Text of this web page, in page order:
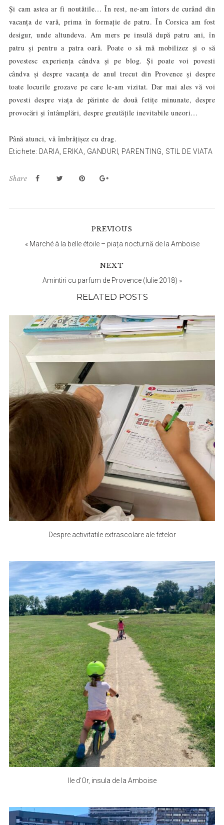
Și cam astea ar fi noutătile… În rest, ne-am întors de curând din
vacanța de vară, prima în formație de patru. În Corsica am fost
desigur, unde altundeva. Am mers pe insulă după patru ani, în
patru și pentru a patra oară. Poate o să mă mobilizez și o să
povestesc experiența cândva și pe blog. Și poate voi povesti
cândva și despre vacanța de anul trecut din Provence și despre
toate locurile grozave pe care le-am vizitat. Dar mai ales vă voi
povesti despre viața de părinte de două fetițe minunate, despre
provocări și întâmplări, despre greutățile inevitabile uneori…
Până atunci, vă îmbrățișez cu drag.
Etichete: DARIA ERIKA GANDURI PARENTING STIL DE VIATA
Share
PREVIOUS
« Marché à la belle étoile – piața nocturnă de la Amboise
NEXT
Amintiri cu parfum de Provence (Iulie 2018) »
Interactions
RELATED POSTS
Despre activitatile extrascolare ale fetelor
Ile d’Or, insula de la Amboise